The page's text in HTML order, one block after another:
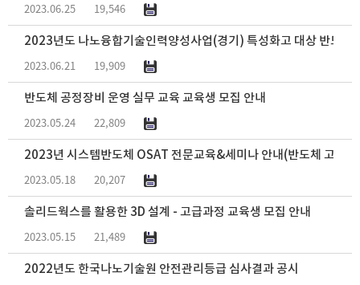
2023.06.25 19,546
2023년도 나노융합기술인력양성사업(경기) 특성화고 대상 반도체
2023.06.21 19,909
반도체 공정장비 운영 실무 교육 교육생 모집 안내
2023.05.24 22,809
2023년 시스템반도체 OSAT 전문교육&세미나 안내(반도체 고급
2023.05.18 20,207
솔리드웍스를 활용한 3D 설계 - 고급과정 교육생 모집 안내
2023.05.15 21,489
2022년도 한국나노기술원 안전관리등급 심사결과 공시